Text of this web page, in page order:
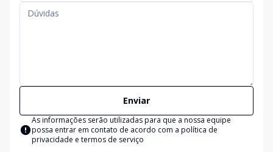
Enviar
As informações serão utilizadas para que a nossa equipe
possa entrar em contato de acordo com a política de
privacidade e termos de serviço